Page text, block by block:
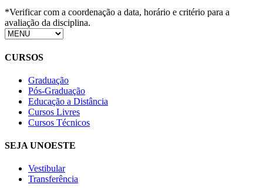
*Verificar com a coordenação a data, horário e critério para a
avaliação da disciplina.
CURSOS
Graduação
Pós-Graduação
Educação a Distância
Cursos Livres
Cursos Técnicos
SEJA UNOESTE
Vestibular
Transferência